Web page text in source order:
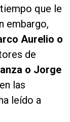
que le
embargo,
Aurelio o
de
o Jorge
las
leído a